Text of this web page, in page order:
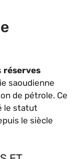
réserves
saoudienne
de pétrole. Ce
le statut
le siècle